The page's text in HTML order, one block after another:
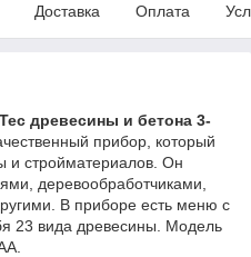
Доставка Оплата
древесины и бетона 3-
прибор, который
и стройматериалов. Он
деревообработчиками,
В приборе есть меню с
23 вида древесины. Модель